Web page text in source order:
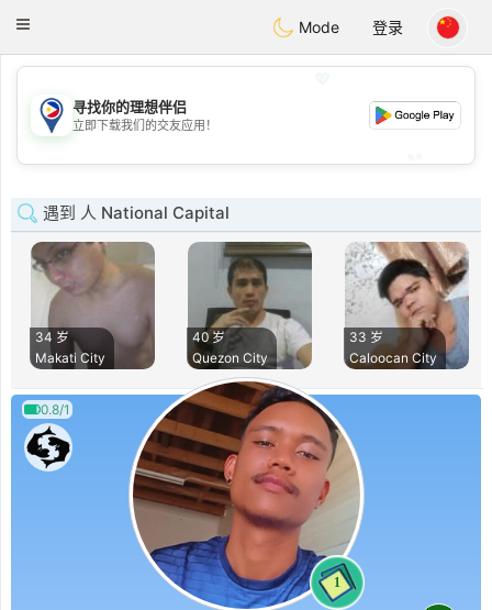
PhilippinesChat
Toggle
Mode 登录
💖
💕
寻找你的理想伴侣
立即下载我们的交友应用！
遇到 人 National Capital
34 岁
Makati City
40 岁
Quezon City
33 岁
Caloocan City
0.8/1
1